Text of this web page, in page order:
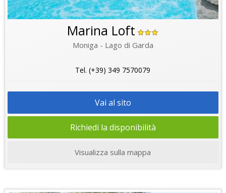
Marina Loft
Moniga - Lago di Garda
Tel. (+39) 349 7570079
Vai al sito
Richiedi la disponibilità
Visualizza sulla mappa